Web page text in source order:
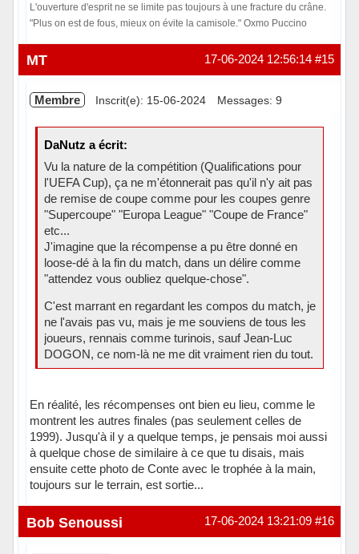
L'ouverture d'esprit ne se limite pas toujours à une fracture du crâne.
"Plus on est de fous, mieux on évite la camisole." Oxmo Puccino
Hors ligne #15
17-06-2024 12:56:14
MT
Membre Inscrit(e): 15-06-2024 Messages: 9
DaNutz a écrit:
Vu la nature de la compétition (Qualifications pour
l'UEFA Cup), ça ne m'étonnerait pas qu'il n'y ait pas
de remise de coupe comme pour les coupes genre
"Supercoupe" "Europa League" "Coupe de France"
etc...
J'imagine que la récompense a pu être donné en
loose-dé à la fin du match, dans un délire comme
"attendez vous oubliez quelque-chose".
C'est marrant en regardant les compos du match, je
ne l'avais pas vu, mais je me souviens de tous les
joueurs, rennais comme turinois, sauf Jean-Luc
DOGON, ce nom-là ne me dit vraiment rien du tout.
En réalité, les récompenses ont bien eu lieu, comme le
montrent les autres finales (pas seulement celles de
1999). Jusqu'à il y a quelque temps, je pensais moi aussi
à quelque chose de similaire à ce que tu disais, mais
ensuite cette photo de Conte avec le trophée à la main,
toujours sur le terrain, est sortie...
Hors ligne #16
17-06-2024 13:21:09
Bob Senoussi